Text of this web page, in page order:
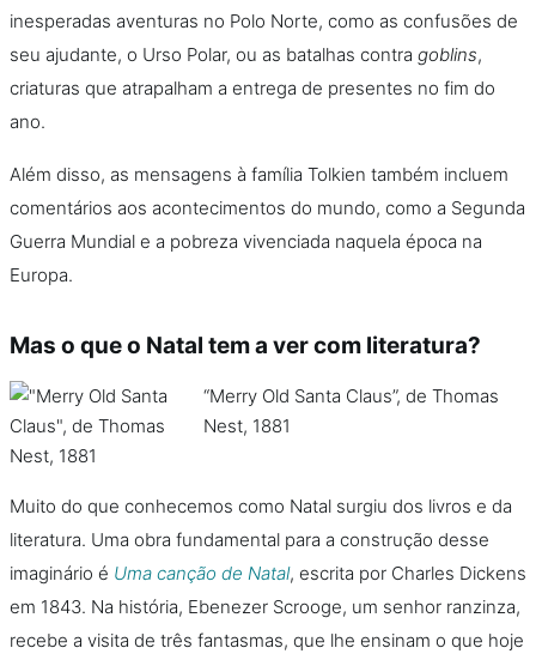
inesperadas aventuras no Polo Norte, como as confusões de
seu ajudante, o Urso Polar, ou as batalhas contra goblins,
criaturas que atrapalham a entrega de presentes no fim do
ano.
Além disso, as mensagens à família Tolkien também incluem
comentários aos acontecimentos do mundo, como a Segunda
Guerra Mundial e a pobreza vivenciada naquela época na
Europa.
Mas o que o Natal tem a ver com literatura?
“Merry Old Santa Claus”, de Thomas
Nest, 1881
Muito do que conhecemos como Natal surgiu dos livros e da
literatura. Uma obra fundamental para a construção desse
imaginário é Uma canção de Natal, escrita por Charles Dickens
em 1843. Na história, Ebenezer Scrooge, um senhor ranzinza,
recebe a visita de três fantasmas, que lhe ensinam o que hoje